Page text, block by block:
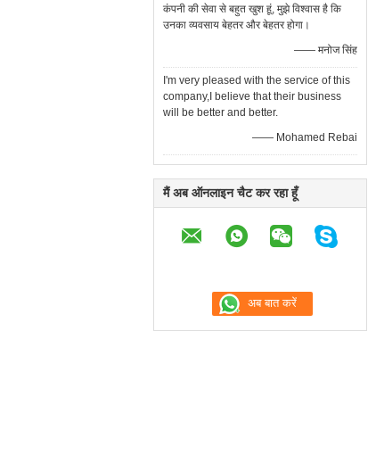
कंपनी की सेवा से बहुत खुश हूं, मुझे विश्वास है कि
उनका व्यवसाय बेहतर और बेहतर होगा।
—— मनोज सिंह
I'm very pleased with the service of this
company,I believe that their business
will be better and better.
—— Mohamed Rebai
मैं अब ऑनलाइन चैट कर रहा हूँ